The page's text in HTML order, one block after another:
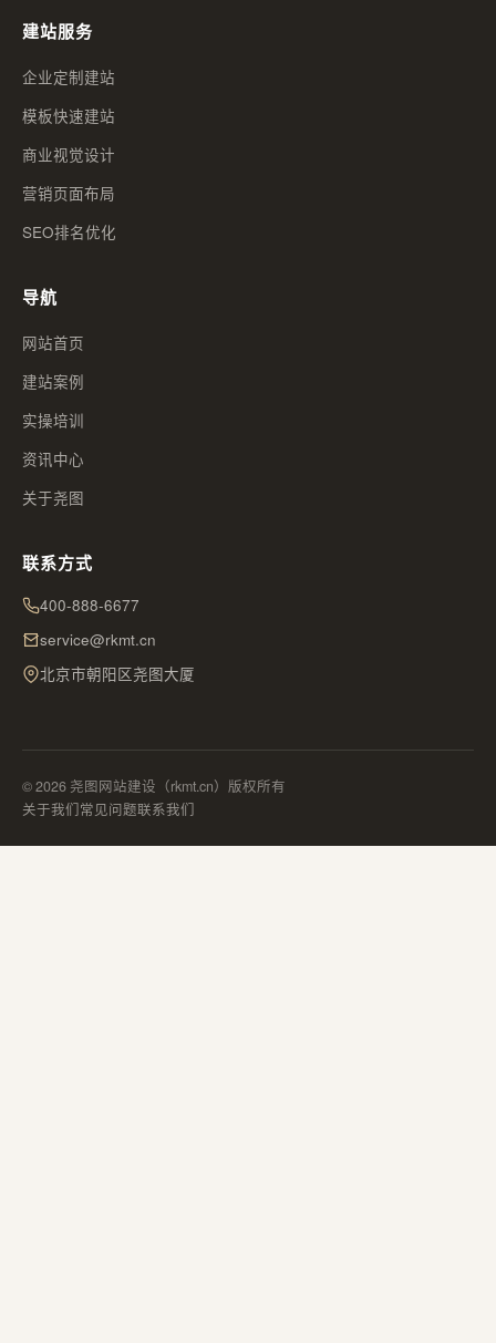
建站服务
企业定制建站
模板快速建站
商业视觉设计
营销页面布局
SEO排名优化
导航
网站首页
建站案例
实操培训
资讯中心
关于尧图
联系方式
400-888-6677
service@rkmt.cn
北京市朝阳区尧图大厦
© 2026 尧图网站建设（rkmt.cn）版权所有
关于我们常见问题联系我们